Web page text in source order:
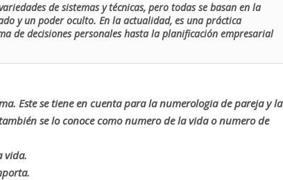
de sistemas y técnicas, pero todas se basan en la
y un poder oculto. En la actualidad, es una práctica
de decisiones personales hasta la planificación empresarial
Este se tiene en cuenta para la numerologia de pareja y la
se lo conoce como numero de la vida o numero de
vida.